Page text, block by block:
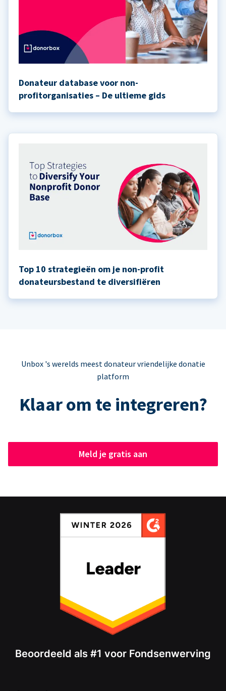
Donateur database voor non-
profitorganisaties – De ultieme gids
Top 10 strategieën om je non-profit
donateursbestand te diversifiëren
Unbox 's werelds meest donateur vriendelijke donatie
platform
Klaar om te integreren?
Meld je gratis aan
Beoordeeld als #1 voor Fondsenwerving